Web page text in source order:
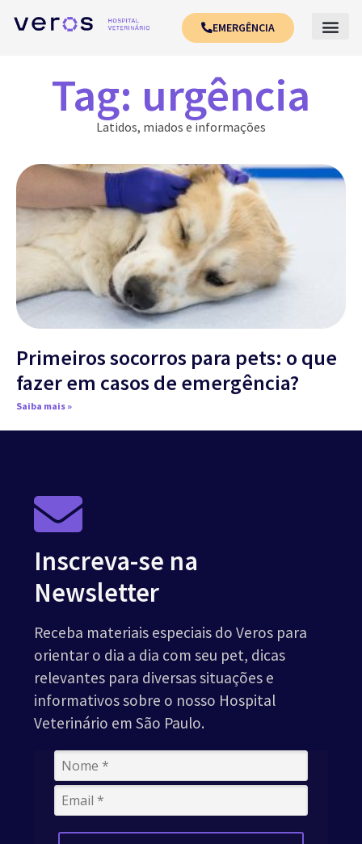
EMERGÊNCIA
Tag: urgência
Latidos, miados e informações
Primeiros socorros para pets: o que
fazer em casos de emergência?
Saiba mais »
Inscreva-se na
Newsletter
Receba materiais especiais do Veros para
orientar o dia a dia com seu pet, dicas
relevantes para diversas situações e
informativos sobre o nosso Hospital
Veterinário em São Paulo.